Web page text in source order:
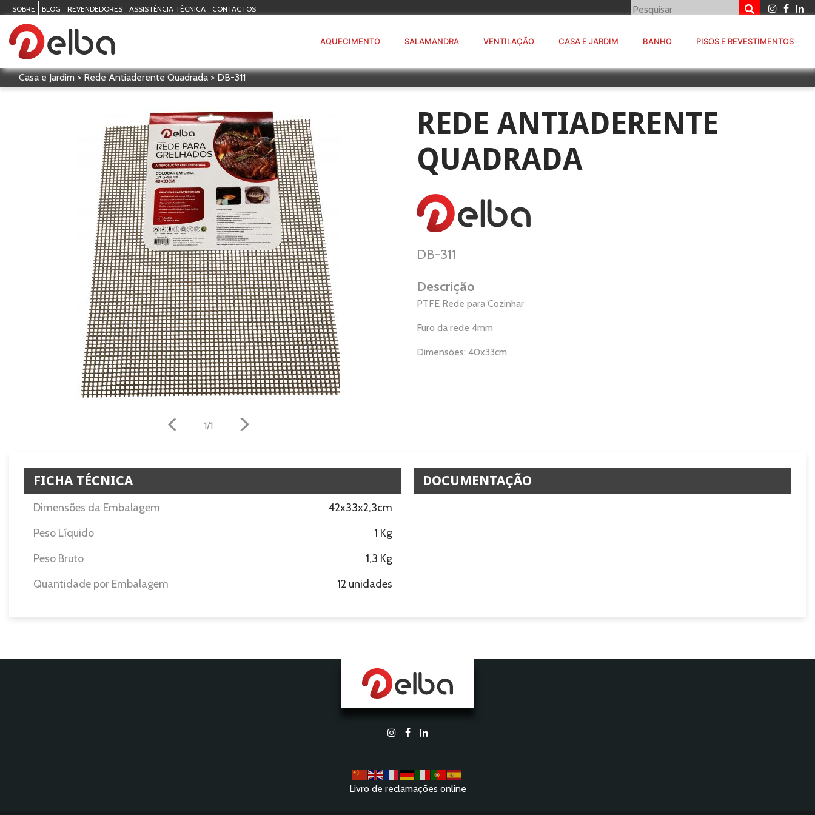
SOBRE BLOG REVENDEDORES ASSISTÊNCIA TÉCNICA CONTACTOS
AQUECIMENTO SALAMANDRA VENTILAÇÃO CASA E JARDIM BANHO PISOS E REVESTIMENTOS
Casa e Jardim > Rede Antiaderente Quadrada > DB-311
1/1
REDE ANTIADERENTE
QUADRADA
DB-311
Descrição
PTFE Rede para Cozinhar
Furo da rede 4mm
Dimensões: 40x33cm
FICHA TÉCNICA
Dimensões da Embalagem
42x33x2,3cm
Peso Líquido
1 Kg
Peso Bruto
1,3 Kg
Quantidade por Embalagem
12 unidades
DOCUMENTAÇÃO
Livro de reclamações online